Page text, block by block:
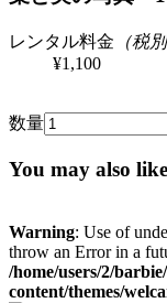
レンタル料金 （税別
¥1,100
数量
You may also like
Warning: Use of
throw an Error in a
/home/users/2/
content/themes/